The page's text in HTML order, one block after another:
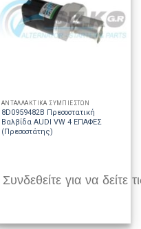
ΑΝΤΑΛΛΑΚΤΙΚΑ ΣΥΜΠΙΕΣΤΩΝ
8D0959482B Πρεσοστατική
Βαλβίδα AUDI VW 4 ΕΠΑΦΕΣ
(Πρεσοστάτης)
Συνδεθείτε για να δείτε